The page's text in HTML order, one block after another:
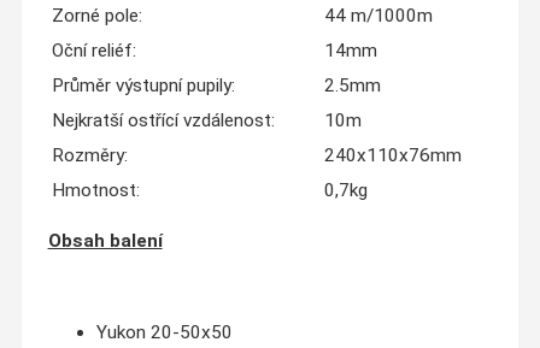
Zorné pole:
44 m/1000m
Oční reliéf:
14mm
Průměr výstupní pupily:
2.5mm
Nejkratší ostřící vzdálenost:
10m
Rozměry:
240x110x76mm
Hmotnost:
0,7kg
Obsah balení
Yukon 20-50x50